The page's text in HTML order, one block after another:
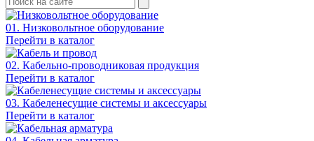
01. Низковольтное оборудование
Перейти в каталог
02. Кабельно-проводниковая продукция
Перейти в каталог
03. Кабеленесущие системы и аксессуары
Перейти в каталог